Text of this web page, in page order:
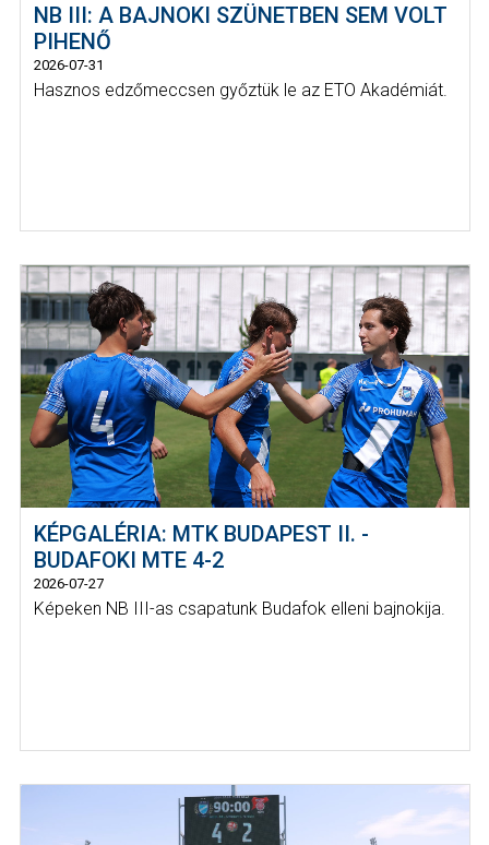
NB III: A BAJNOKI SZÜNETBEN SEM VOLT
PIHENŐ
2026-07-31
Hasznos edzőmeccsen győztük le az ETO Akadémiát.
KÉPGALÉRIA: MTK BUDAPEST II. -
BUDAFOKI MTE 4-2
2026-07-27
Képeken NB III-as csapatunk Budafok elleni bajnokija.